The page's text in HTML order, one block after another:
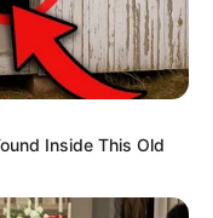
adversas,
cantidades
de Salud de
de la
Inside This Old